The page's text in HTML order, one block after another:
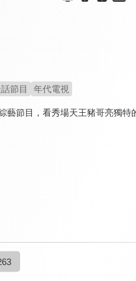
節目 年代電視
藝節目，看秀場天王豬哥亮獨